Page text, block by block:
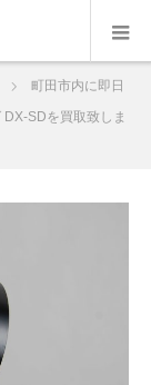
町田市内に即日
SDを買取致しま